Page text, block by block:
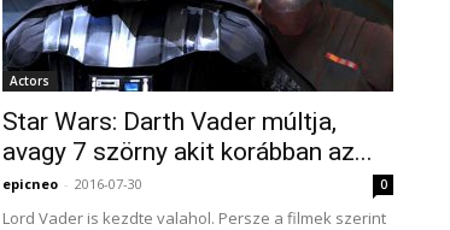
Actors
Star Wars: Darth Vader múltja,
avagy 7 szörny akit korábban az...
epicneo - 2016-07-30 0
Lord Vader is kezdte valahol. Persze a filmek szerint